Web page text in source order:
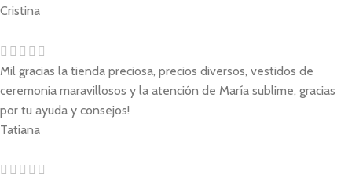
Cristina
Mil gracias la tienda preciosa, precios diversos, vestidos de
ceremonia maravillosos y la atención de María sublime, gracias
por tu ayuda y consejos!
Tatiana